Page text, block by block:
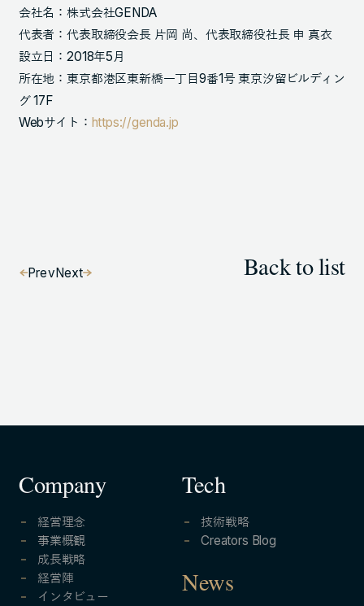
会社名：株式会社GENDA
代表者：代表取締役会長 片岡 尚、代表取締役社長 申 真衣
設立日：2018年5月
所在地：東京都港区東新橋一丁目9番1号 東京汐留ビルディン
グ 17F
Webサイト： https://genda.jp
PrevNext Back to list
Company
経営理念
事業概観
成長戦略
経営陣
インタビュー
Tech
技術戦略
Creators Blog
News